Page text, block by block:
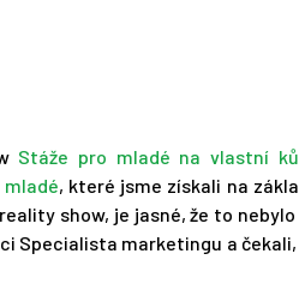
Stáže pro mladé na vlastní
, které jsme získali na
show, je jasné, že to
Specialista marketingu a